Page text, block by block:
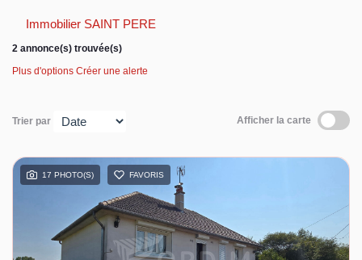
Syndic
Espace client
Immobilier SAINT PERE
2 annonce(s) trouvée(s)
Plus d'options Créer une alerte
Trier par Afficher la carte
17 PHOTO(S) FAVORIS